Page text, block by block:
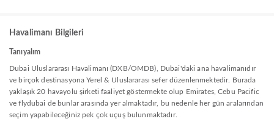
Havalimanı Bilgileri
Tanıyalım
Dubai Uluslararası Havalimanı (DXB/OMDB), Dubai'daki ana havalimanıdır
ve birçok destinasyona Yerel & Uluslararası sefer düzenlenmektedir. Burada
yaklaşık 20 havayolu şirketi faaliyet göstermekte olup Emirates, Cebu Pacific
ve flydubai de bunlar arasında yer almaktadır, bu nedenle her gün aralarından
seçim yapabileceğiniz pek çok uçuş bulunmaktadır.